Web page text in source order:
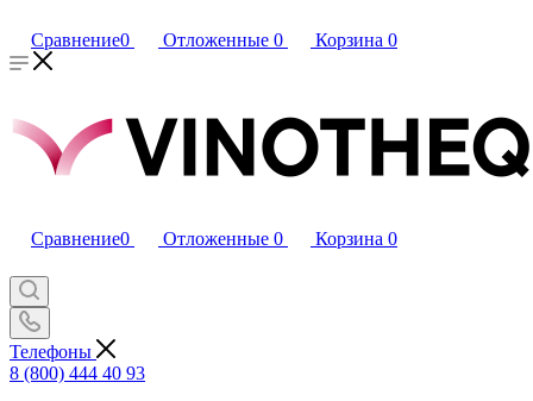
Сравнение0 Отложенные 0 Корзина 0
Сравнение0 Отложенные 0 Корзина 0
Телефоны
8 (800) 444 40 93